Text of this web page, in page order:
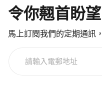
令你翹首盼
馬上訂閱我們的定期通訊